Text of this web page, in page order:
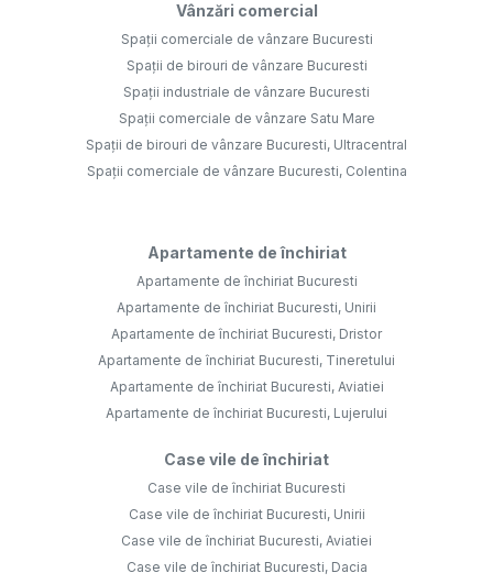
Vânzări comercial
Spații comerciale de vânzare Bucuresti
Spații de birouri de vânzare Bucuresti
Spații industriale de vânzare Bucuresti
Spații comerciale de vânzare Satu Mare
Spații de birouri de vânzare Bucuresti, Ultracentral
Spații comerciale de vânzare Bucuresti, Colentina
Apartamente de închiriat
Apartamente de închiriat Bucuresti
Apartamente de închiriat Bucuresti, Unirii
Apartamente de închiriat Bucuresti, Dristor
Apartamente de închiriat Bucuresti, Tineretului
Apartamente de închiriat Bucuresti, Aviatiei
Apartamente de închiriat Bucuresti, Lujerului
Case vile de închiriat
Case vile de închiriat Bucuresti
Case vile de închiriat Bucuresti, Unirii
Case vile de închiriat Bucuresti, Aviatiei
Case vile de închiriat Bucuresti, Dacia